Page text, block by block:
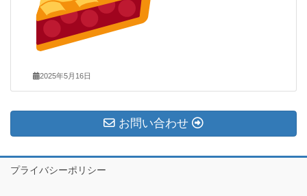
2025年5月16日
お問い合わせ
プライバシーポリシー